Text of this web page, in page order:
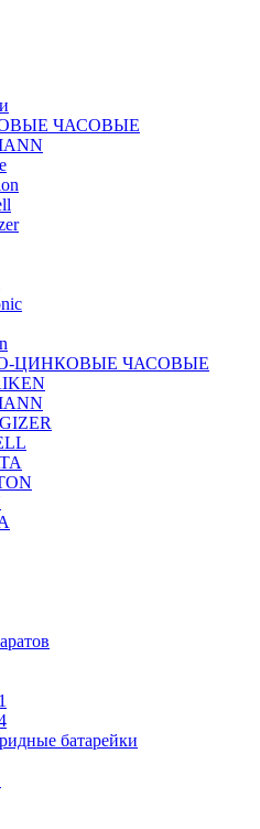
ЧАСОВЫЕ
ЦИНКОВЫЕ ЧАСОВЫЕ
батарейки